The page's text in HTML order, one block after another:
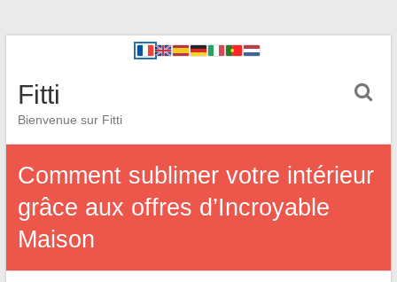
Fitti
Bienvenue sur Fitti
Comment sublimer votre intérieur
grâce aux offres d’Incroyable
Maison